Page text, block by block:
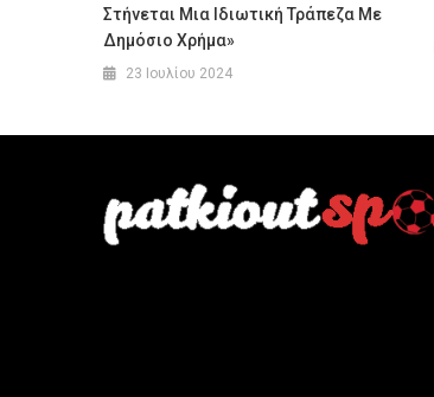
Στήνεται Μια Ιδιωτική Τράπεζα Με
Δημόσιο Χρήμα»
23 Ιουλίου 2024